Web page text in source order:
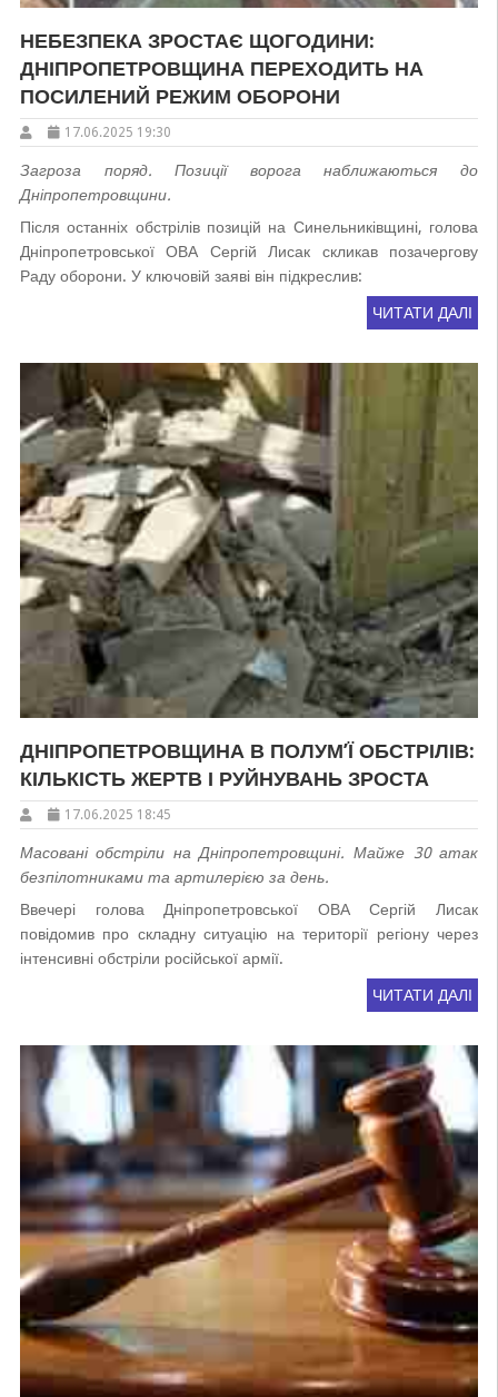
НЕБЕЗПЕКА ЗРОСТАЄ ЩОГОДИНИ:
ДНІПРОПЕТРОВЩИНА ПЕРЕХОДИТЬ НА
ПОСИЛЕНИЙ РЕЖИМ ОБОРОНИ
17.06.2025 19:30
Загроза поряд. Позиції ворога наближаються до
Дніпропетровщини.
Після останніх обстрілів позицій на Синельниківщині, голова
Дніпропетровської ОВА Сергій Лисак скликав позачергову
Раду оборони. У ключовій заяві він підкреслив:
ЧИТАТИ ДАЛІ
ДНІПРОПЕТРОВЩИНА В ПОЛУМ’Ї ОБСТРІЛІВ:
КІЛЬКІСТЬ ЖЕРТВ І РУЙНУВАНЬ ЗРОСТА
17.06.2025 18:45
Масовані обстріли на Дніпропетровщині. Майже 30 атак
безпілотниками та артилерією за день.
Ввечері голова Дніпропетровської ОВА Сергій Лисак
повідомив про складну ситуацію на території регіону через
інтенсивні обстріли російської армії.
ЧИТАТИ ДАЛІ